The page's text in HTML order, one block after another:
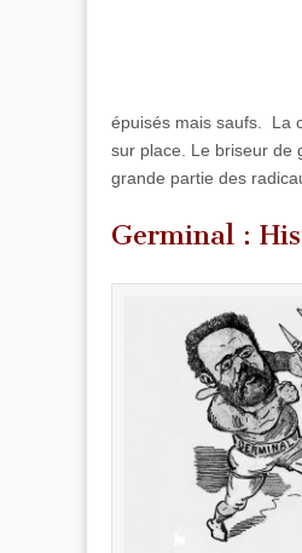
épuisés mais saufs. La
sur place. Le briseur de
grande partie des
Germinal :